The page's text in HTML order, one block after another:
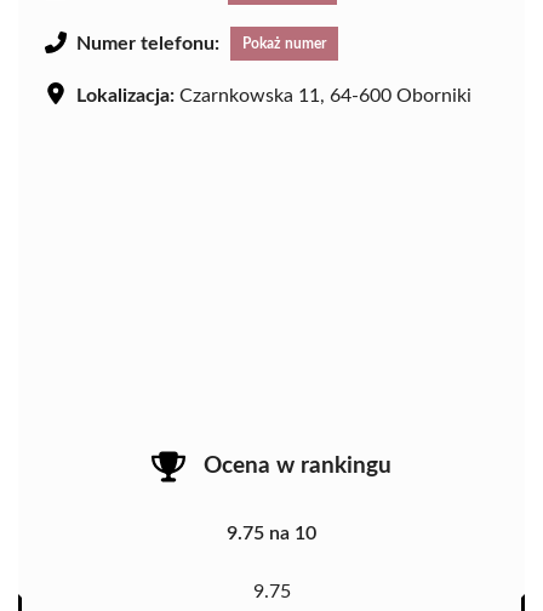
Numer telefonu: Pokaż numer
Lokalizacja: Czarnkowska 11, 64-600 Oborniki
Ocena w rankingu
9.75 na 10
9.75